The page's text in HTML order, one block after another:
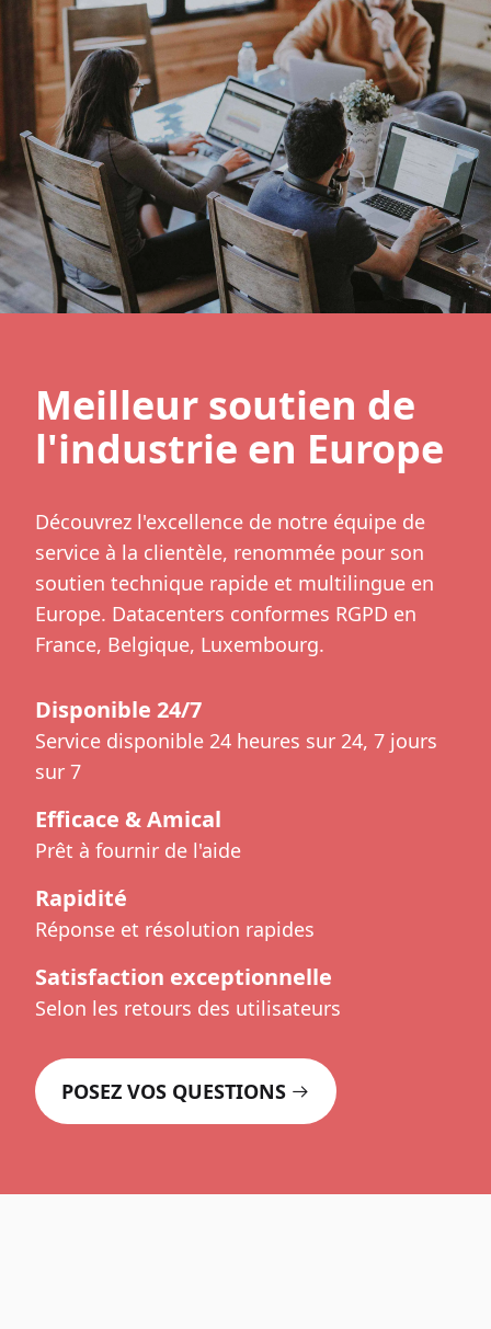
Meilleur soutien de
l'industrie en Europe
Découvrez l'excellence de notre équipe de
service à la clientèle, renommée pour son
soutien technique rapide et multilingue en
Europe. Datacenters conformes RGPD en
France, Belgique, Luxembourg.
Disponible 24/7
Service disponible 24 heures sur 24, 7 jours
sur 7
Efficace & Amical
Prêt à fournir de l'aide
Rapidité
Réponse et résolution rapides
Satisfaction exceptionnelle
Selon les retours des utilisateurs
POSEZ VOS QUESTIONS